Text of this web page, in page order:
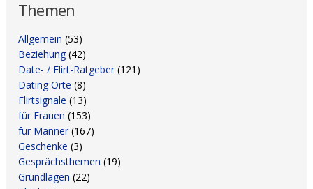
Themen
Allgemein (53)
Beziehung (42)
Date- / Flirt-Ratgeber (121)
Dating Orte (8)
Flirtsignale (13)
für Frauen (153)
für Männer (167)
Geschenke (3)
Gesprächsthemen (19)
Grundlagen (22)